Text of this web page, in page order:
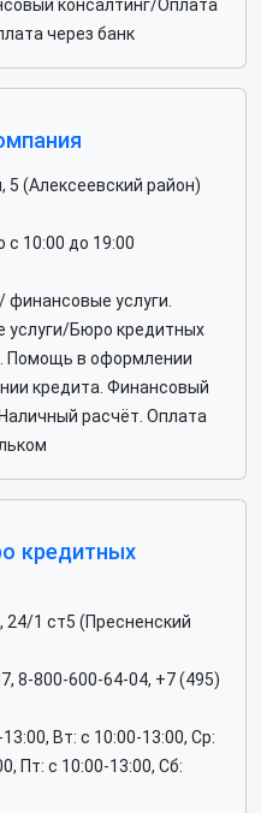
консалтинг/Оплата
через банк
5 (Алексеевский район)
с 10:00 до 19:00
финансовые услуги.
услуги/Бюро кредитных
Помощь в оформлении
кредита. Финансовый
расчёт. Оплата
кредитных
24/1 ст5 (Пресненский
8-800-600-64-04, +7 (495)
Вт: c 10:00-13:00, Ср:
Пт: c 10:00-13:00, Сб: